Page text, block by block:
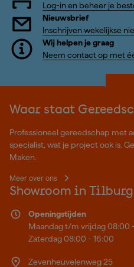
Log-in en beheer je
Nieuwsbrief
Inschrijven wekelijkse
Wij helpen je graag
Neem contact op met
Waar staat
Professioneel gereedschap met
specialist, wat je project ook is.
Maken.
Meer over ons
Showroom in Tilburg
Openingstijden
Maandag t/m vrijdag 08:00
Zaterdag 08:00 - 16:00
Zevenheuvelenweg 25